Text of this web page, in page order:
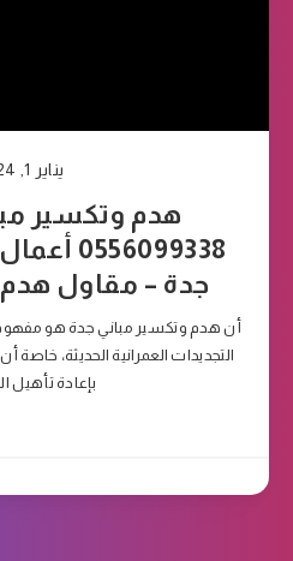
يناير 1, 2024
هدم وتكسير
جدة – مقاول
أن هدم وتكسير مباني جدة هو مفهوم
التجديدات العمرانية الحديثة،
بإعادة تأهيل